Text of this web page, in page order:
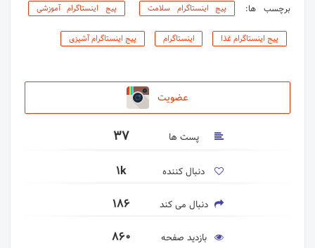
برچسب ها: پیج اینستاگرام سلامت پیج اینستاگرام آموزشی
پیج اینستاگرام غذا اینستاگرام پیج اینستاگرام آشپزی
عضویت
پست ها 37
دنبال کننده 1k
دنبال می کند 186
بازدید صفحه 860